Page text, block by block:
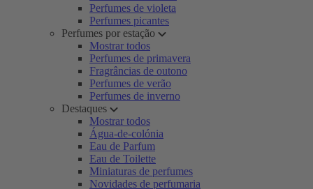
Perfumes de violeta
Perfumes picantes
Perfumes por estação
Mostrar todos
Perfumes de primavera
Fragrâncias de outono
Perfumes de verão
Perfumes de inverno
Destaques
Mostrar todos
Água-de-colónia
Eau de Parfum
Eau de Toilette
Miniaturas de perfumes
Novidades de perfumaria